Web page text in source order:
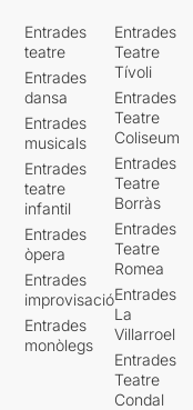
Entrades
teatre
Entrades
dansa
Entrades
musicals
Entrades
teatre
infantil
Entrades
òpera
Entrades
improvisació
Entrades
monòlegs
Entrades
Teatre
Tívoli
Entrades
Teatre
Coliseum
Entrades
Teatre
Borràs
Entrades
Teatre
Romea
Entrades
La
Villarroel
Entrades
Teatre
Condal